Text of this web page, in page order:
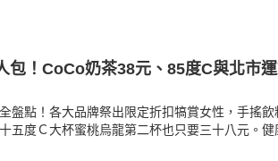
包！CoCo奶茶38元、85度C與北市
盤點！各大品牌祭出限定折扣犒賞女性，手搖
五度Ｃ大杯蜜桃烏龍第二杯也只要三十八元。